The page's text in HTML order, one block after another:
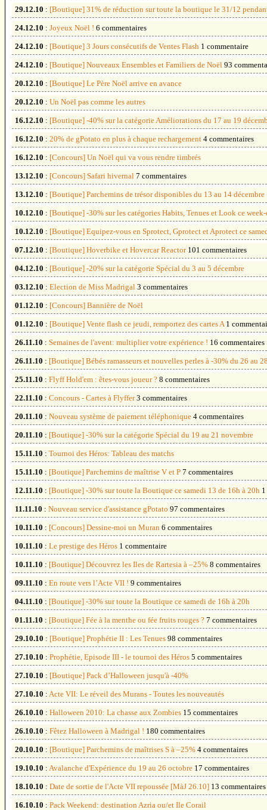
29.12.10 : [Boutique] 31% de réduction sur toute la boutique le 31/12
24.12.10 : Joyeux Noël ! 6 commentaires
24.12.10 : [Boutique] 3 Jours consécutifs de Ventes Flash 1 commentaire
24.12.10 : [Boutique] Nouveaux Ensembles et Familiers de Noël 93
20.12.10 : [Boutique] Le Père Noël arrive en avance
20.12.10 : Un Noël pas comme les autres
16.12.10 : [Boutique] -40% sur la catégorie Améliorations du 17 au 19
16.12.10 : 20% de gPotato en plus à chaque rechargement 4 commentaires
16.12.10 : [Concours] Un Noël qui va vous rendre timbrés
13.12.10 : [Concours] Safari hivernal 7 commentaires
13.12.10 : [Boutique] Parchemins de trésor disponibles du 13 au 14 décembre
10.12.10 : [Boutique] -30% sur les catégories Habits, Tenues et Look ce
10.12.10 : [Boutique] Equipez-vous en Sprotect, Gprotect et Aprotect ce
07.12.10 : [Boutique] Hoverbike et Hovercar Reactor 101 commentaires
04.12.10 : [Boutique] -20% sur la catégorie Spécial du 3 au 5 décembre
03.12.10 : Election de Miss Madrigal 3 commentaires
01.12.10 : [Concours] Bannière de Noël
01.12.10 : [Boutique] Vente flash ce jeudi, remportez des cartes A 1
26.11.10 : Semaines de l'avent: multiplier votre expérience ! 16 commentaires
26.11.10 : [Boutique] Bébés ramasseurs et nouvelles perles à -30% du 26 au
25.11.10 : Flyff Hold'em : êtes-vous joueur ? 8 commentaires
22.11.10 : Concours - Cartes à Flyffer 3 commentaires
20.11.10 : Nouveau système de paiement téléphonique 4 commentaires
20.11.10 : [Boutique] -30% sur la catégorie Spécial du 19 au 21 novembre
15.11.10 : Tournoi des Héros: Tableau des matchs
15.11.10 : [Boutique] Parchemins de maîtrise V et P 7 commentaires
12.11.10 : [Boutique] -30% sur toute la Boutique ce samedi 13 de 16h à 20h
11.11.10 : Nouveau service d'assistance gPotato 97 commentaires
10.11.10 : [Concours] Dessine-moi un Muran 6 commentaires
10.11.10 : Le prestige des Héros 1 commentaire
10.11.10 : [Boutique] Découvrez les Iles de Rartesia à –25% 8 commentaires
09.11.10 : En route vers l’Acte VII ! 9 commentaires
04.11.10 : [Boutique] -30% sur toute la Boutique ce samedi de 16h à 20h
01.11.10 : [Boutique] Fée à la menthe ou fée fruits rouges ? 7 commentaires
29.10.10 : [Boutique] Prophétie II : Les Tenues 98 commentaires
27.10.10 : Prophétie, Episode III - le tournoi des Héros 5 commentaires
27.10.10 : [Boutique] Pack d’Halloween jusqu'à -40%
27.10.10 : Acte VII: Le réveil des Murans - Toutes les nouveautés
26.10.10 : Halloween 2010: La chasse aux Zombies 15 commentaires
26.10.10 : Fêtez Halloween à Madrigal ! 180 commentaires
20.10.10 : [Boutique] Parchemins de maîtrises S à –25% 4 commentaires
19.10.10 : Avalanche d'Expérience du 19 au 26 octobre 17 commentaires
18.10.10 : Date de sortie de l'Acte VII repoussée [MàJ 26.10] 13 commentaires
16.10.10 : Pack Weekend: destination Azria ou/et Ile Corail